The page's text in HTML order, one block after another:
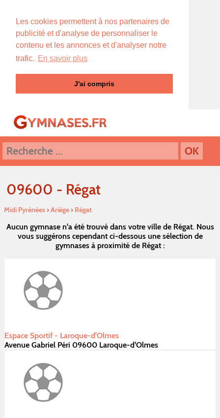
Les cookies permettent à nos partenaires de
publicité et d'analyse de personnaliser le
contenu et les annonces et d'analyser notre
trafic. En savoir plus
J'ai compris
09600 - Régat
Midi Pyrénées›Ariége› Régat
Aucun gymnase n'a été trouvé dans votre ville de Régat. Nous
vous suggérons cependant ci-dessous une sélection de
gymnases à proximité de Régat :
Espace Sportif - Laroque-d'Olmes
Avenue Gabriel Péri 09600 Laroque-d'Olmes